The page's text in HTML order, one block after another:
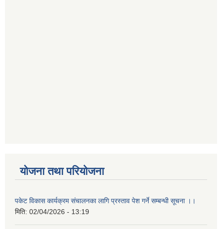
योजना तथा परियोजना
पकेट विकास कार्यक्रम संचालनका लागि प्रस्ताव पेश गर्ने सम्बन्धी सूचना ।।
मिति: 02/04/2026 - 13:19